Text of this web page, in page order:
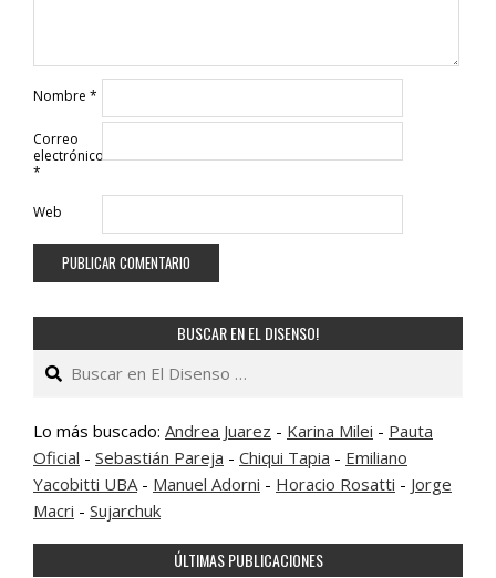
Nombre *
Correo
electrónico
*
Web
BUSCAR EN EL DISENSO!
Buscar
Lo más buscado: Andrea Juarez - Karina Milei - Pauta
Oficial - Sebastián Pareja - Chiqui Tapia - Emiliano
Yacobitti UBA- Manuel Adorni - Horacio Rosatti - Jorge
Macri - Sujarchuk
ÚLTIMAS PUBLICACIONES